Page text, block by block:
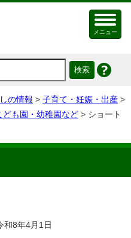
メニュー
の情報 > 子育て・妊娠・出産 >
ども園・幼稚園など > ショート
8年4月1日